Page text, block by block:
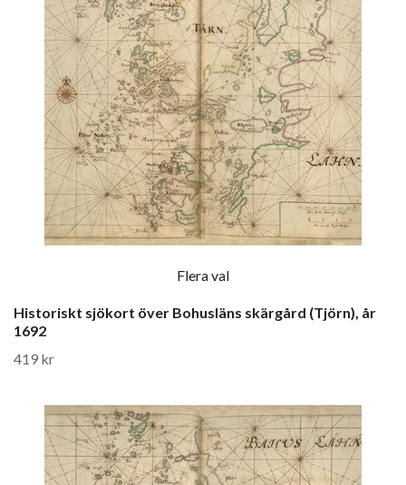
Flera val
Historiskt sjökort över Bohusläns skärgård (Tjörn), år
1692
419 kr